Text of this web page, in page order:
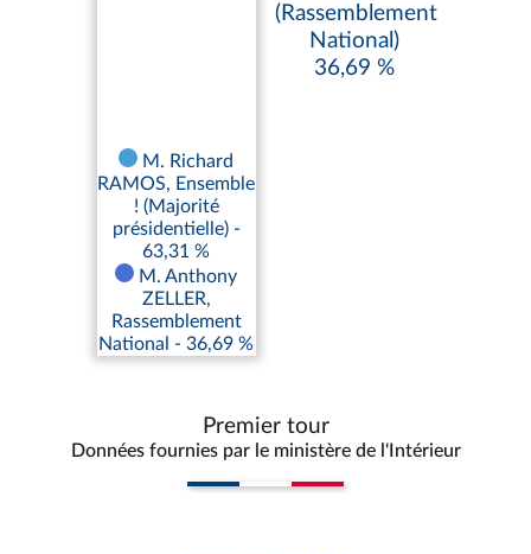
M. Richard
RAMOS, Ensemble
! (Majorité
présidentielle) -
63,31 %
M. Anthony
ZELLER,
Rassemblement
National - 36,69 %
(Rassemblement
National)
36,69 %
Premier tour
Données fournies par le ministère de l'Intérieur